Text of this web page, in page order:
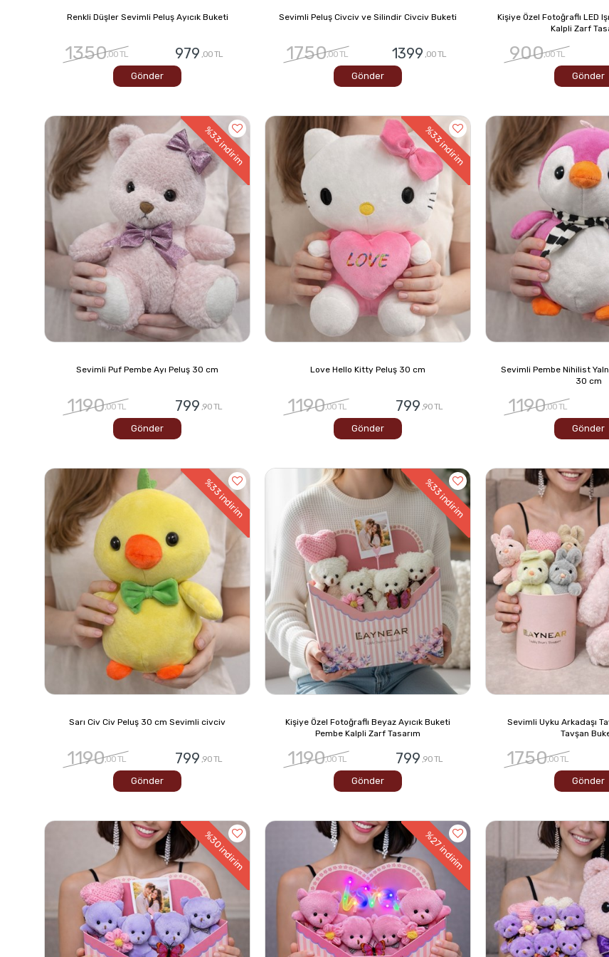
Renkli Düşler Sevimli Peluş Ayıcık Buketi
1350,00 TL 979 ,00 TL
Gönder
Sevimli Peluş Civciv ve Silindir Civciv Buketi
1750,00 TL 1399 ,00 TL
Gönder
Kişiye Özel Fotoğraflı LED
Kalpli Zarf
900,00 TL
Gönder
%33
indirim
Sevimli Puf Pembe Ayı Peluş 30 cm
1190,00 TL 799 ,90 TL
Gönder
%33
indirim
Love Hello Kitty Peluş 30 cm
1190,00 TL 799 ,90 TL
Gönder
Sevimli Pembe Nihilist
30 cm
1190,00 TL
Gönder
%33
indirim
Sarı Civ Civ Peluş 30 cm Sevimli civciv
1190,00 TL 799 ,90 TL
Gönder
%33
indirim
Kişiye Özel Fotoğraflı Beyaz Ayıcık Buketi
Pembe Kalpli Zarf Tasarım
1190,00 TL 799 ,90 TL
Gönder
Sevimli Uyku Arkadaşı
Tavşan
1750,00 TL
Gönder
%30
indirim
%27
indirim